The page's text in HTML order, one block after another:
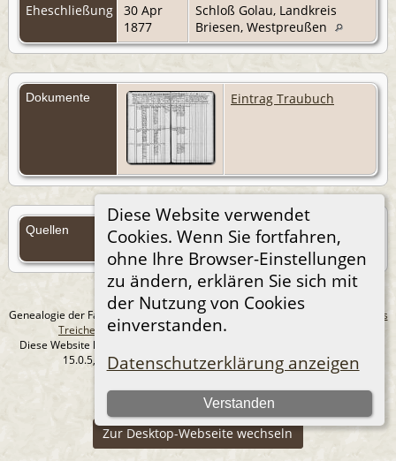
Diese Website verwendet
Cookies. Wenn Sie fortfahren,
ohne Ihre Browser-Einstellungen
zu ändern, erklären Sie sich mit
der Nutzung von Cookies
einverstanden.
Datenschutzerklärung anzeigen
Verstanden
Eheschließung
30 Apr
1877
Schloß Golau, Landkreis
Briesen, Westpreußen
Dokumente Eintrag Traubuch
Quellen
Quellen (Anmelden)
Genealogie der Familie Treichel aus Berlin. - erstellt und betreut von
Andreas
Treichel
Copyright © 2014-2026 Alle Rechte vorbehalten.
Diese Website läuft mit
15.0.5, programmiert von Darrin Lythgoe © 2001-2026.
Datenschutzerklärung
--- Self-Hosted at home ---
Zur Desktop-Webseite wechseln